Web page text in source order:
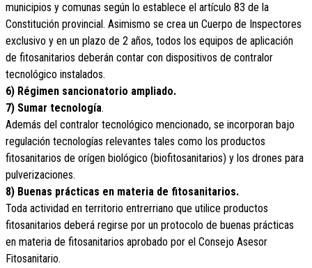
municipios y comunas según lo establece el artículo 83 de la
Constitución provincial. Asimismo se crea un Cuerpo de Inspectores
exclusivo y en un plazo de 2 años, todos los equipos de aplicación
de fitosanitarios deberán contar con dispositivos de contralor
tecnológico instalados.
6) Régimen sancionatorio ampliado.
7) Sumar tecnología.
Además del contralor tecnológico mencionado, se incorporan bajo
regulación tecnologías relevantes tales como los productos
fitosanitarios de orígen biológico (biofitosanitarios) y los drones para
pulverizaciones.
8) Buenas prácticas en materia de fitosanitarios.
Toda actividad en territorio entrerriano que utilice productos
fitosanitarios deberá regirse por un protocolo de buenas prácticas
en materia de fitosanitarios aprobado por el Consejo Asesor
Fitosanitario.